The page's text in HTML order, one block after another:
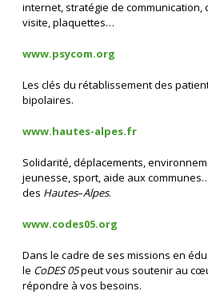
internet, stratégie de
visite, plaquettes…
www.psycom.org
Les clés du rétablissement des
bipolaires.
www.hautes-alpes.fr
Solidarité, déplacements,
jeunesse, sport, aide aux
des Hautes–Alpes.
www.codes05.org
Dans le cadre de ses missions en
le CoDES 05peut vous soutenir au
répondre à vos besoins.